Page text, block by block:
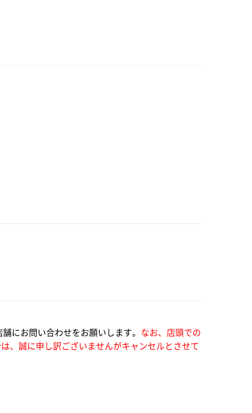
にお問い合わせをお願いします。 なお、店頭での
、誠に申し訳ございませんがキャンセルとさせて